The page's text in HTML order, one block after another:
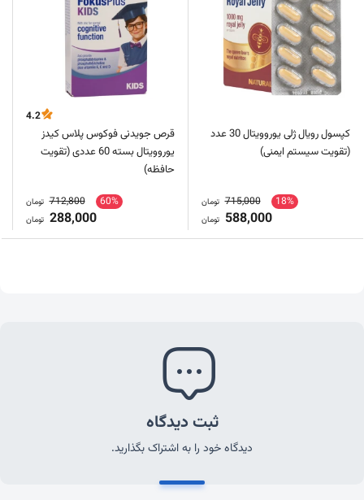
کپسول رویال ژلی یوروویتال 30 عدد
(تقویت سیستم ایمنی)
18%
715,000 تومان
588,000 تومان
4.2
قرص جویدنی فوکوس پلاس کیدز
یوروویتال بسته 60 عددی (تقویت
حافظه)
60%
712,800 تومان
288,000 تومان
ثبت دیدگاه
دیدگاه خود را به اشتراک بگذارید.